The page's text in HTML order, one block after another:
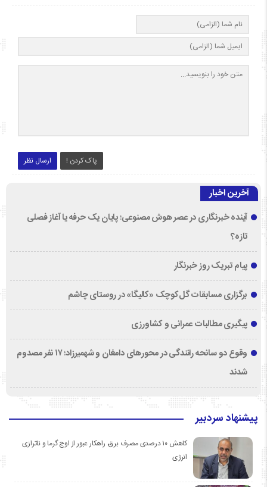
ارسال نظر پاک کردن !
آخرین اخبار
آینده خبرنگاری در عصر هوش مصنوعی؛ پایان یک حرفه یا آغاز فصلی
تازه؟
پیام تبریک روز خبرنگار
برگزاری مسابقات گل‌کوچک «کالیگا» در روستای چاشم
پیگیری مطالبات عمرانی و کشاورزی
وقوع دو سانحه رانندگی در محورهای دامغان و شهمیرزاد؛ ۱۷ نفر مصدوم
شدند
پیشنهاد سردبیر
کاهش ۱۰ درصدی مصرف برق، راهکار عبور از اوج گرما و ناترازی
انرژی